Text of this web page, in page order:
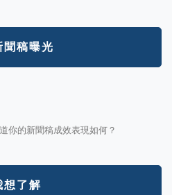
聞稿曝光
你的新聞稿成效表現如何？
想了解